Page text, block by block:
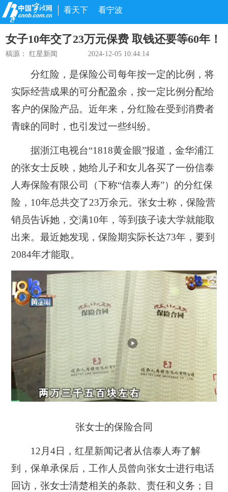
看天下 看宁波
女子10年交了23万元保费 取钱还要等60年！
稿源：红星新闻 2024-12-05 10:44:14
分红险，是保险公司每年按一定的比例，将
实际经营成果的可分配盈余，按一定比例分配给
客户的保险产品。近年来，分红险在受到消费者
青睐的同时，也引发过一些纠纷。
据浙江电视台“1818黄金眼”报道，金华浦江
的张女士反映，她给儿子和女儿各买了一份信泰
人寿保险有限公司（下称“信泰人寿”）的分红保
险，10年总共交了23万余元。张女士称，保险营
销员告诉她，交满10年，等到孩子读大学就能取
出来。最近她发现，保险期实际长达73年，要到
2084年才能取。
张女士的保险合同
12月4日，红星新闻记者从信泰人寿了解
到，保单承保后，工作人员曾向张女士进行电话
回访，张女士清楚相关的条款、责任和义务；目